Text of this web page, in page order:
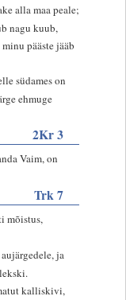
alla maa peale;
nagu kuub,
pääste jääb
südames on
ehmuge
2Kr 3
Vaim, on
Trk 7
mõistus,
ja
kalliskivi,